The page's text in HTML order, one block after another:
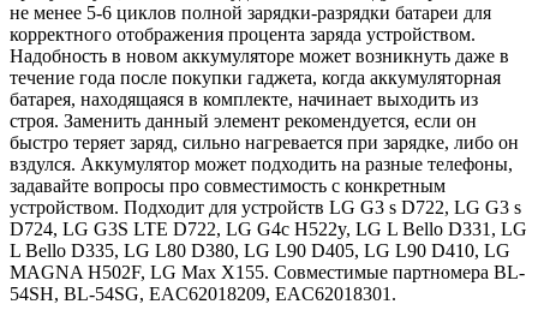
не менее 5-6 циклов полной зарядки-разрядки батареи для
корректного отображения процента заряда устройством.
Надобность в новом аккумуляторе может возникнуть даже в
течение года после покупки гаджета, когда аккумуляторная
батарея, находящаяся в комплекте, начинает выходить из
строя. Заменить данный элемент рекомендуется, если он
быстро теряет заряд, сильно нагревается при зарядке, либо он
вздулся. Аккумулятор может подходить на разные телефоны,
задавайте вопросы про совместимость с конкретным
устройством. Подходит для устройств LG G3 s D722, LG G3 s
D724, LG G3S LTE D722, LG G4c H522y, LG L Bello D331, LG
L Bello D335, LG L80 D380, LG L90 D405, LG L90 D410, LG
MAGNA H502F, LG Max X155. Совместимые партномера BL-
54SH, BL-54SG, EAC62018209, EAC62018301.